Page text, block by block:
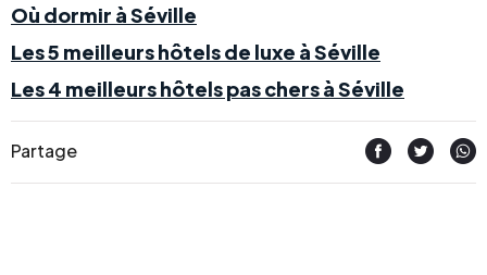
Où dormir à Séville
Les 5 meilleurs hôtels de luxe à Séville
Les 4 meilleurs hôtels pas chers à Séville
Partage